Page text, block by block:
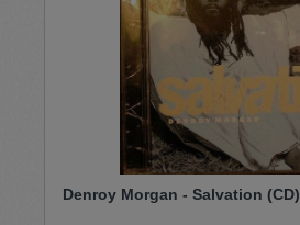
Denroy Morgan - Salvation (CD)